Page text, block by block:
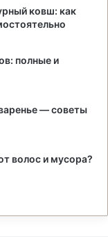
ковш: как
полные и
— советы
волос и мусора?